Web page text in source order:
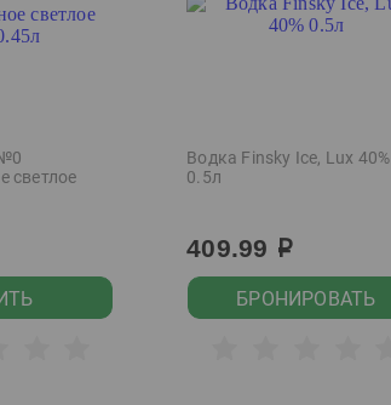
светлое
Водка Finsky Ice, Lux 40%
0.5л
409.99 р
БРОНИРОВАТЬ